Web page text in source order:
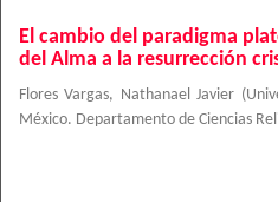
El cambio del paradigma
del Alma a la resurrección
Flores Vargas, Nathanael Javier (
México. Departamento de Ciencias